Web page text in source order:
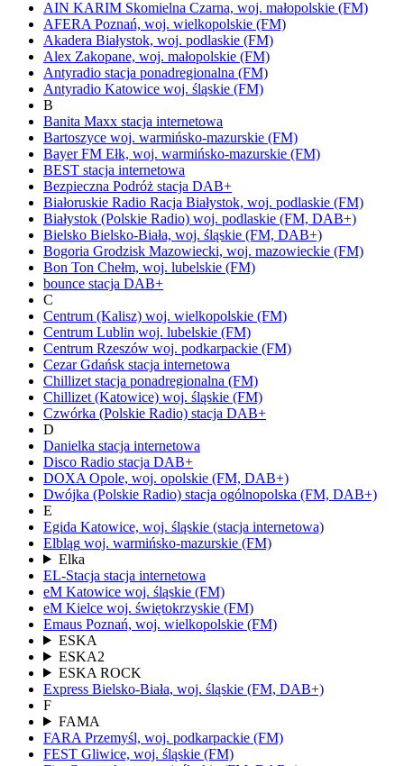
AIN KARIM Skomielna Czarna, woj. małopolskie (FM)
AFERA Poznań, woj. wielkopolskie (FM)
Akadera Białystok, woj. podlaskie (FM)
Alex Zakopane, woj. małopolskie (FM)
Antyradio stacja ponadregionalna (FM)
Antyradio Katowice woj. śląskie (FM)
B
Banita Maxx stacja internetowa
Bartoszyce woj. warmińsko-mazurskie (FM)
Bayer FM Ełk, woj. warmińsko-mazurskie (FM)
BEST stacja internetowa
Bezpieczna Podróż stacja DAB+
Białoruskie Radio Racja Białystok, woj. podlaskie (FM)
Białystok (Polskie Radio) woj. podlaskie (FM, DAB+)
Bielsko Bielsko-Biała, woj. śląskie (FM, DAB+)
Bogoria Grodzisk Mazowiecki, woj. mazowieckie (FM)
Bon Ton Chełm, woj. lubelskie (FM)
bounce stacja DAB+
C
Centrum (Kalisz) woj. wielkopolskie (FM)
Centrum Lublin woj. lubelskie (FM)
Centrum Rzeszów woj. podkarpackie (FM)
Cezar Gdańsk stacja internetowa
Chillizet stacja ponadregionalna (FM)
Chillizet (Katowice) woj. śląskie (FM)
Czwórka (Polskie Radio) stacja DAB+
D
Danielka stacja internetowa
Disco Radio stacja DAB+
DOXA Opole, woj. opolskie (FM, DAB+)
Dwójka (Polskie Radio) stacja ogólnopolska (FM, DAB+)
E
Egida Katowice, woj. śląskie (stacja internetowa)
Elbląg woj. warmińsko-mazurskie (FM)
Elka
EL-Stacja stacja internetowa
eM Katowice woj. śląskie (FM)
eM Kielce woj. świętokrzyskie (FM)
Emaus Poznań, woj. wielkopolskie (FM)
ESKA
ESKA2
ESKA ROCK
Express Bielsko-Biała, woj. śląskie (FM, DAB+)
F
FAMA
FARA Przemyśl, woj. podkarpackie (FM)
FEST Gliwice, woj. śląskie (FM)